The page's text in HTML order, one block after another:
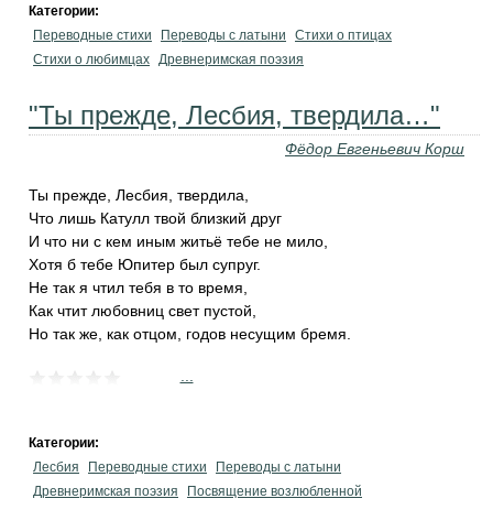
Категории:
Переводные стихи
Переводы с латыни
Стихи о птицах
Стихи о любимцах Древнеримская поэзия
"Ты прежде, Лесбия, твердила…"
Фёдор Евгеньевич Корш
Ты прежде, Лесбия, твердила,
Что лишь Катулл твой близкий друг
И что ни с кем иным житьё тебе не мило,
Хотя б тебе Юпитер был супруг.
Не так я чтил тебя в то время,
Как чтит любовниц свет пустой,
Но так же, как отцом, годов несущим бремя.
Категории:
Лесбия
Переводные стихи
Переводы с латыни
Древнеримская поэзия
Посвящение возлюбленной